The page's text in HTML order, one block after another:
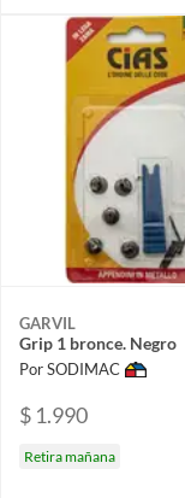
GARVIL
Grip 1 bronce. Negro
Por SODIMAC
$ 1.990
Retira mañana